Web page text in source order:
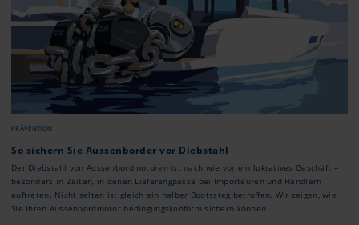
PRÄVENTION
So sichern Sie Aussenborder vor Diebstahl
Der Diebstahl von Aussenbordmotoren ist nach wie vor ein lukratives Geschäft –
besonders in Zeiten, in denen Lieferengpässe bei Importeuren und Händlern
auftreten. Nicht selten ist gleich ein halber Bootssteg betroffen. Wir zeigen, wie
Sie Ihren Aussenbordmotor bedingungskonform sichern können.